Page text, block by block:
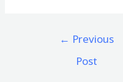
← Previous
Post